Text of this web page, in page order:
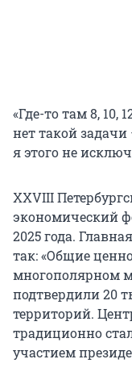
«Где-то там 8,
нет такой
я этого не
XXVIII
экономический
2025 года.
так: «Общие
многополярном
подтвердили 20
территорий.
традиционно
участием